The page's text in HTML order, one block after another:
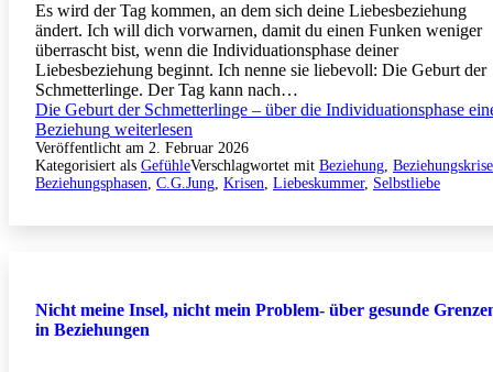
Es wird der Tag kommen, an dem sich deine Liebesbeziehung
ändert. Ich will dich vorwarnen, damit du einen Funken weniger
überrascht bist, wenn die Individuationsphase deiner
Liebesbeziehung beginnt. Ich nenne sie liebevoll: Die Geburt der
Schmetterlinge. Der Tag kann nach…
Die Geburt der Schmetterlinge – über die Individuationsphase
Beziehung weiterlesen
Veröffentlicht am 2. Februar 2026
Kategorisiert als GefühleVerschlagwortet mit Beziehung, Beziehungskrise
Beziehungsphasen, C.G.Jung, Krisen, Liebeskummer, Selbstliebe
Nicht meine Insel, nicht mein Problem- über gesunde
in Beziehungen